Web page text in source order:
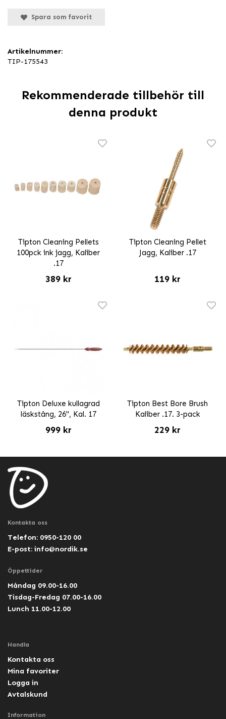
Spara som favorit
Artikelnummer:
TIP-175543
Rekommenderade tillbehör till
denna produkt
Tipton Cleaning Pellets
100pck ink jagg, Kaliber
.17
389 kr
Tipton Cleaning Pellet
Jagg, Kaliber .17
119 kr
Tipton Deluxe kullagrad
läskstång, 26", Kal. 17
999 kr
Tipton Best Bore Brush
Kaliber .17. 3-pack
229 kr
Kontakta oss
Telefon: 0950-120 00
E-post: info@nordik.se
Öppettider
Måndag 09.00-16.00
Tisdag-Fredag 07.00-16.00
Lunch 11.00-12.00
Handla
Kontakta oss
Mina favoriter
Logga in
Avtalskund
Information